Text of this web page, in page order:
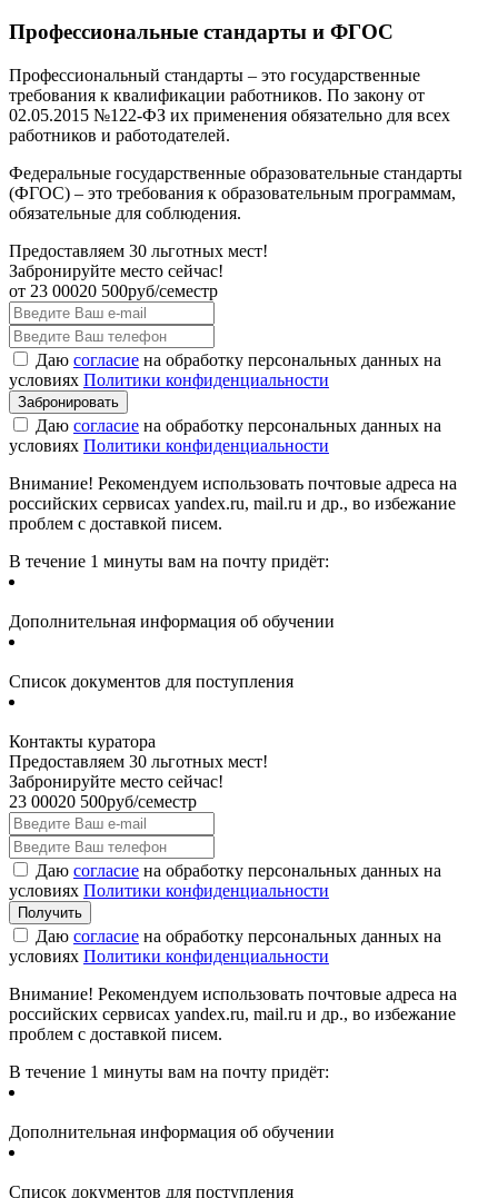
Профессиональные стандарты и ФГОС
Профессиональный стандарты – это государственные
требования к квалификации работников. По закону от
02.05.2015 №122-ФЗ их применения обязательно для всех
работников и работодателей.
Федеральные государственные образовательные стандарты
(ФГОС) – это требования к образовательным программам,
обязательные для соблюдения.
Предоставляем 30 льготных мест!
Забронируйте место сейчас!
от 23 00020 500руб/семестр
Даю согласие на обработку персональных данных на
условиях Политики конфиденциальности
Даю согласие на обработку персональных данных на
условиях Политики конфиденциальности
Внимание! Рекомендуем использовать почтовые адреса на
российских сервисах yandex.ru, mail.ru и др., во избежание
проблем с доставкой писем.
В течение 1 минуты вам на почту придёт:
Дополнительная информация об обучении
Список документов для поступления
Контакты куратора
Предоставляем 30 льготных мест!
Забронируйте место сейчас!
23 00020 500руб/семестр
Даю согласие на обработку персональных данных на
условиях Политики конфиденциальности
Даю согласие на обработку персональных данных на
условиях Политики конфиденциальности
Внимание! Рекомендуем использовать почтовые адреса на
российских сервисах yandex.ru, mail.ru и др., во избежание
проблем с доставкой писем.
В течение 1 минуты вам на почту придёт:
Дополнительная информация об обучении
Список документов для поступления